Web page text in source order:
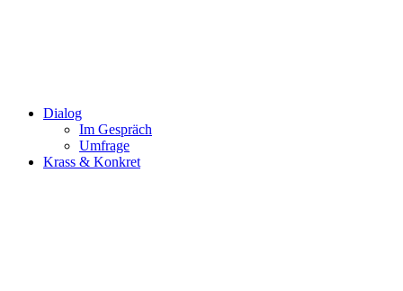
Dialog
Im Gespräch
Umfrage
Krass & Konkret